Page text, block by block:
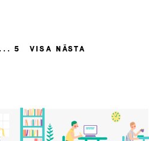
5 VISA NÄSTA